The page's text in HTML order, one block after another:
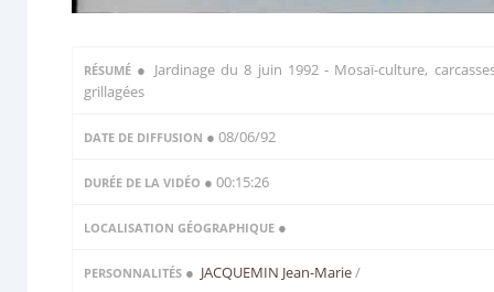
RÉSUMÉ ● Jardinage du 8 juin 1992 - Mosaï-culture,
grillagées
DATE DE DIFFUSION ● 08/06/92
DURÉE DE LA VIDÉO ● 00:15:26
LOCALISATION GÉOGRAPHIQUE ●
PERSONNALITÉS ● JACQUEMIN Jean-Marie/